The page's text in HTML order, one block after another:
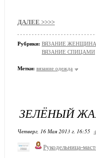
ДАЛЕЕ >>>>
Рубрики: ВЯЗАНИЕ ЖЕНЩИНАМ/
ВЯЗАНИЕ СПИЦАМИ
Метки: вязание одежда
ЗЕЛЁНЫЙ
Четверг, 16 Мая 2013 г. 16:55
Рукодельница-